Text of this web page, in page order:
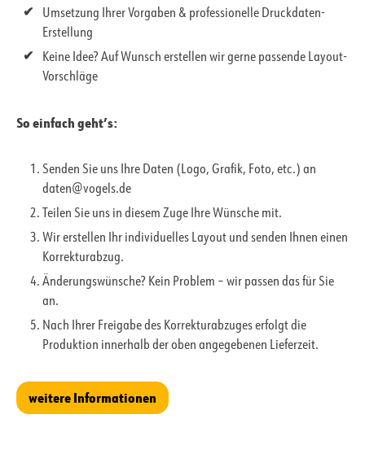
Umsetzung Ihrer Vorgaben & professionelle Druckdaten-
Erstellung
Keine Idee? Auf Wunsch erstellen wir gerne passende Layout-
Vorschläge
So einfach geht’s:
Senden Sie uns Ihre Daten (Logo, Grafik, Foto, etc.) an
daten@vogels.de
Teilen Sie uns in diesem Zuge Ihre Wünsche mit.
Wir erstellen Ihr individuelles Layout und senden Ihnen einen
Korrekturabzug.
Änderungswünsche? Kein Problem – wir passen das für Sie
an.
Nach Ihrer Freigabe des Korrekturabzuges erfolgt die
Produktion innerhalb der oben angegebenen Lieferzeit.
weitere Informationen